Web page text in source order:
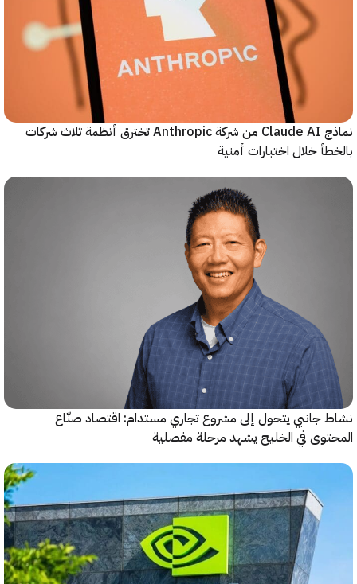
نماذج Claude AI من شركة Anthropic تخترق أنظمة ثلاث شركات
خلال اختبارات أمنية
جانبي يتحول إلى مشروع تجاري مستدام: اقتصاد صنّاع
في الخليج يشهد مرحلة مفصلية